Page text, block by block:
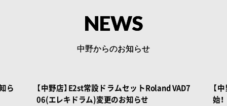
NEWS
中野からのお知らせ
ら
【中野店】E2st常設ドラムセットRoland VAD7
06(エレキドラム)変更のお知らせ
【
始！